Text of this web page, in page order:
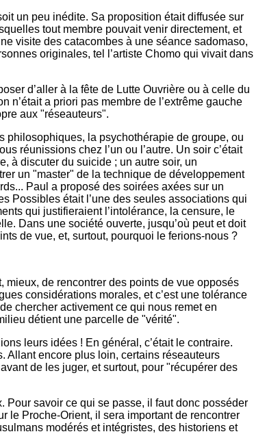
un peu inédite. Sa proposition était diffusée sur
tout membre pouvait venir directement, et
visite des catacombes à une séance sadomaso,
originales, tel l’artiste Chomo qui vivait dans
d’aller à la fête de Lutte Ouvrière ou à celle du
n’était a priori pas membre de l’extrême gauche
aux "réseauteurs".
philosophiques, la psychothérapie de groupe, ou
réunissions chez l’un ou l’autre. Un soir c’était
à discuter du suicide ; un autre soir, un
un "master" de la technique de développement
Paul a proposé des soirées axées sur un
Possibles était l’une des seules associations qui
qui justifieraient l’intolérance, la censure, le
Dans une société ouverte, jusqu’où peut et doit
de vue, et, surtout, pourquoi le ferions-nous ?
mieux, de rencontrer des points de vue opposés
considérations morales, et c’est une tolérance
chercher activement ce qui nous remet en
détient une parcelle de "vérité".
leurs idées ! En général, c’était le contraire.
Allant encore plus loin, certains réseauteurs
de les juger, et surtout, pour "récupérer des
Pour savoir ce qui se passe, il faut donc posséder
le Proche-Orient, il sera important de rencontrer
modérés et intégristes, des historiens et